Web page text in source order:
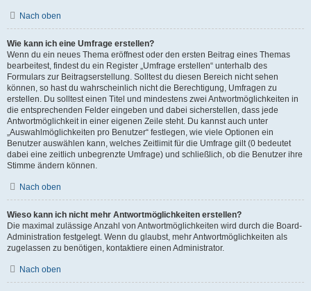
Nach oben
Wie kann ich eine Umfrage erstellen?
Wenn du ein neues Thema eröffnest oder den ersten Beitrag eines Themas
bearbeitest, findest du ein Register „Umfrage erstellen“ unterhalb des
Formulars zur Beitragserstellung. Solltest du diesen Bereich nicht sehen
können, so hast du wahrscheinlich nicht die Berechtigung, Umfragen zu
erstellen. Du solltest einen Titel und mindestens zwei Antwortmöglichkeiten in
die entsprechenden Felder eingeben und dabei sicherstellen, dass jede
Antwortmöglichkeit in einer eigenen Zeile steht. Du kannst auch unter
„Auswahlmöglichkeiten pro Benutzer“ festlegen, wie viele Optionen ein
Benutzer auswählen kann, welches Zeitlimit für die Umfrage gilt (0 bedeutet
dabei eine zeitlich unbegrenzte Umfrage) und schließlich, ob die Benutzer ihre
Stimme ändern können.
Nach oben
Wieso kann ich nicht mehr Antwortmöglichkeiten erstellen?
Die maximal zulässige Anzahl von Antwortmöglichkeiten wird durch die Board-
Administration festgelegt. Wenn du glaubst, mehr Antwortmöglichkeiten als
zugelassen zu benötigen, kontaktiere einen Administrator.
Nach oben